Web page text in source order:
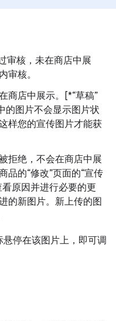
审核，未在商店中展
审核。
商店中展示。[*“草稿”
的图片不会显示图片状
样您的宣传图片才能获
拒绝，不会在商店中展
品的“修改”页面的“宣传
原因并进行必要的更
的新图片。新上传的图
停在该图片上，即可调